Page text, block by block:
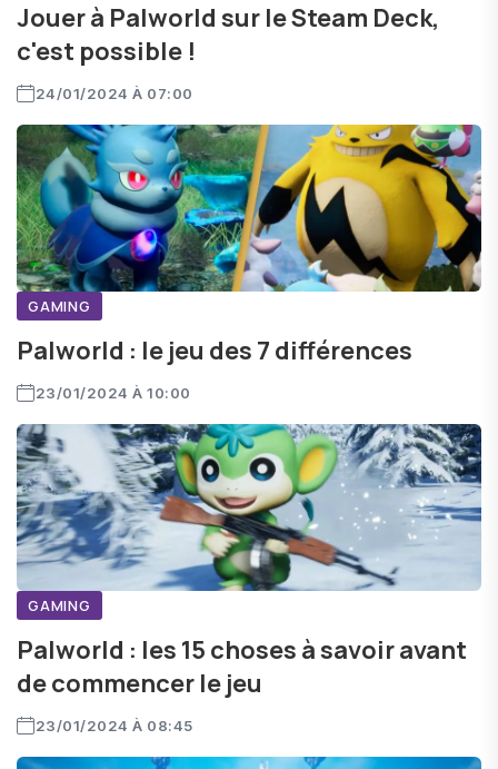
Jouer à Palworld sur le Steam Deck,
c'est possible !
24/01/2024 À 07:00
GAMING
Palworld : le jeu des 7 différences
23/01/2024 À 10:00
GAMING
Palworld : les 15 choses à savoir avant
de commencer le jeu
23/01/2024 À 08:45